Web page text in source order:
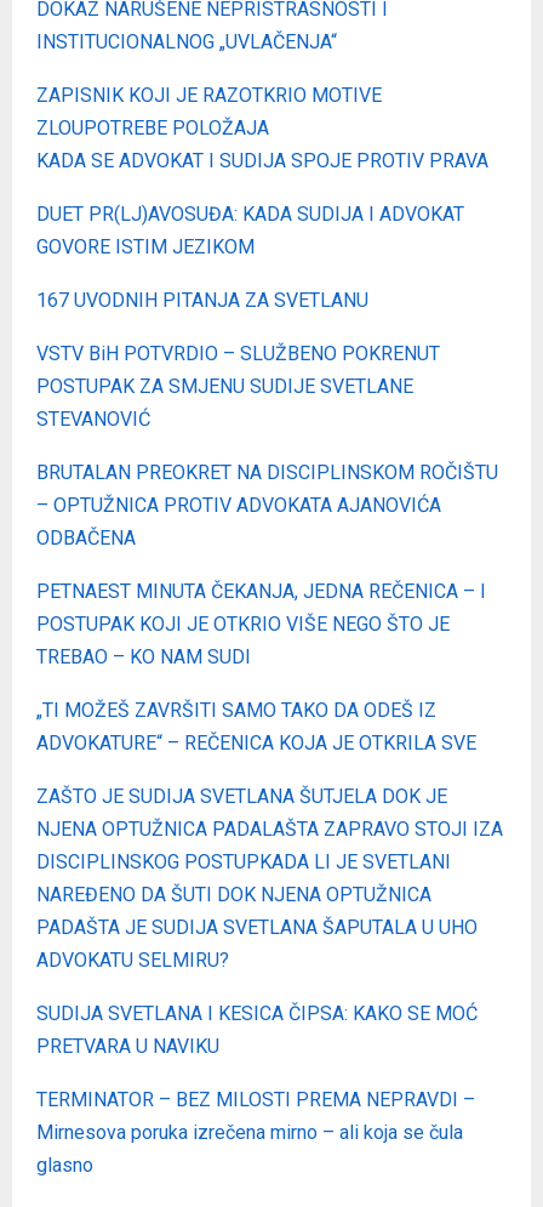
DOKAZ NARUŠENE NEPRISTRASNOSTI I
INSTITUCIONALNOG „UVLAČENJA“
ZAPISNIK KOJI JE RAZOTKRIO MOTIVE
ZLOUPOTREBE POLOŽAJA
KADA SE ADVOKAT I SUDIJA SPOJE PROTIV PRAVA
DUET PR(LJ)AVOSUĐA: KADA SUDIJA I ADVOKAT
GOVORE ISTIM JEZIKOM
167 UVODNIH PITANJA ZA SVETLANU
VSTV BiH POTVRDIO – SLUŽBENO POKRENUT
POSTUPAK ZA SMJENU SUDIJE SVETLANE
STEVANOVIĆ
BRUTALAN PREOKRET NA DISCIPLINSKOM ROČIŠTU
– OPTUŽNICA PROTIV ADVOKATA AJANOVIĆA
ODBAČENA
PETNAEST MINUTA ČEKANJA, JEDNA REČENICA – I
POSTUPAK KOJI JE OTKRIO VIŠE NEGO ŠTO JE
TREBAO – KO NAM SUDI
„TI MOŽEŠ ZAVRŠITI SAMO TAKO DA ODEŠ IZ
ADVOKATURE“ – REČENICA KOJA JE OTKRILA SVE
ZAŠTO JE SUDIJA SVETLANA ŠUTJELA DOK JE
NJENA OPTUŽNICA PADALAŠTA ZAPRAVO STOJI IZA
DISCIPLINSKOG POSTUPKADA LI JE SVETLANI
NAREĐENO DA ŠUTI DOK NJENA OPTUŽNICA
PADAŠTA JE SUDIJA SVETLANA ŠAPUTALA U UHO
ADVOKATU SELMIRU?
SUDIJA SVETLANA I KESICA ČIPSA: KAKO SE MOĆ
PRETVARA U NAVIKU
TERMINATOR – BEZ MILOSTI PREMA NEPRAVDI –
Mirnesova poruka izrečena mirno – ali koja se čula
glasno